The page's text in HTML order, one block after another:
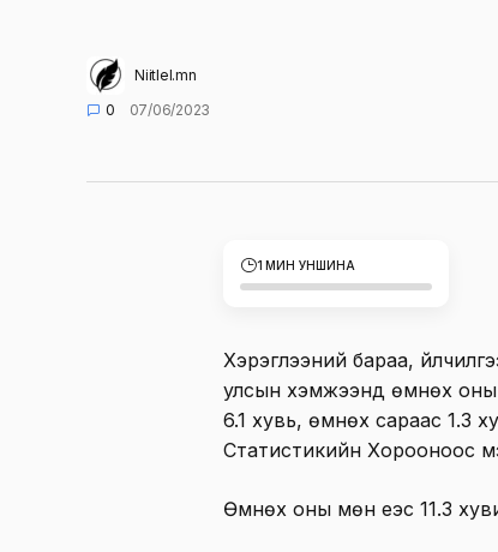
Niitlel.mn
0
07/06/2023
1 МИН УНШИНА
Хэрэглээний бараа,
улсын хэмжээнд өмнөх оны
6.1 хувь, өмнөх сараас 1.3
Статистикийн Хорооноос
Өмнөх оны мөн үеэс 11.3